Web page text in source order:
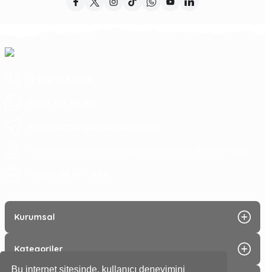
Bu internet sitesinde, kullanıcı deneyimini
Kurumsal
Kategoriler